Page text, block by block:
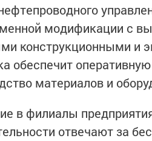
модификации с
конструкционными и
обеспечит
материалов и
в филиалы
отвечают за